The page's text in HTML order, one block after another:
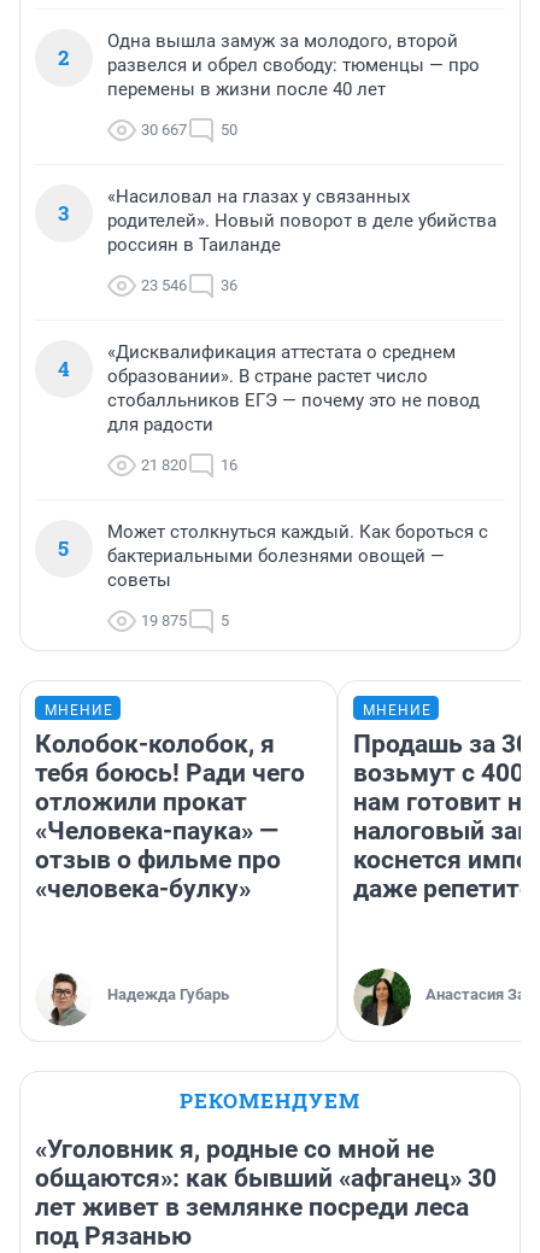
2
Одна вышла замуж за молодого, второй
развелся и обрел свободу: тюменцы — про
перемены в жизни после 40 лет
30 667 50
3
«Насиловал на глазах у связанных
родителей». Новый поворот в деле убийства
россиян в Таиланде
23 546 36
4
«Дисквалификация аттестата о среднем
образовании». В стране растет число
стобалльников ЕГЭ — почему это не повод
для радости
21 820 16
5
Может столкнуться каждый. Как бороться с
бактериальными болезнями овощей —
советы
19 875 5
МНЕНИЕ
Колобок-колобок, я
тебя боюсь! Ради чего
отложили прокат
«Человека-паука» —
отзыв о фильме про
«человека-булку»
Надежда Губарь
МНЕНИЕ
Продашь за
возьмут с
нам готовит
налоговый
коснется
даже
Анастасия
РЕКОМЕНДУЕМ
«Уголовник я, родные со мной не
общаются»: как бывший «афганец» 30
лет живет в землянке посреди леса
под Рязанью